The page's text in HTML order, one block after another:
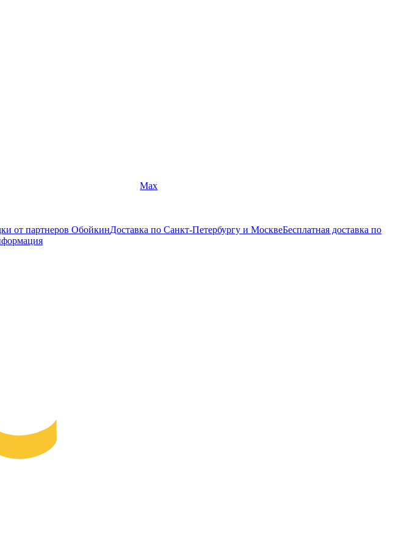
Max
от партнеров ОбойкинДоставка по Санкт-Петербургу и МосквеБесплатная доставка по